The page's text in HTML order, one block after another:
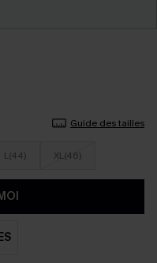
Guide des tailles
L(44) XL(46)